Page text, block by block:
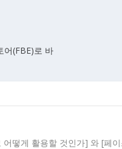
어(FBE)로 바
어떻게 활용할 것인가] 와 [페